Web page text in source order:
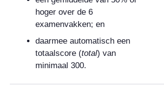
hoger over de 6
examenvakken; en
daarmee automatisch een
totaalscore (total) van
minimaal 300.